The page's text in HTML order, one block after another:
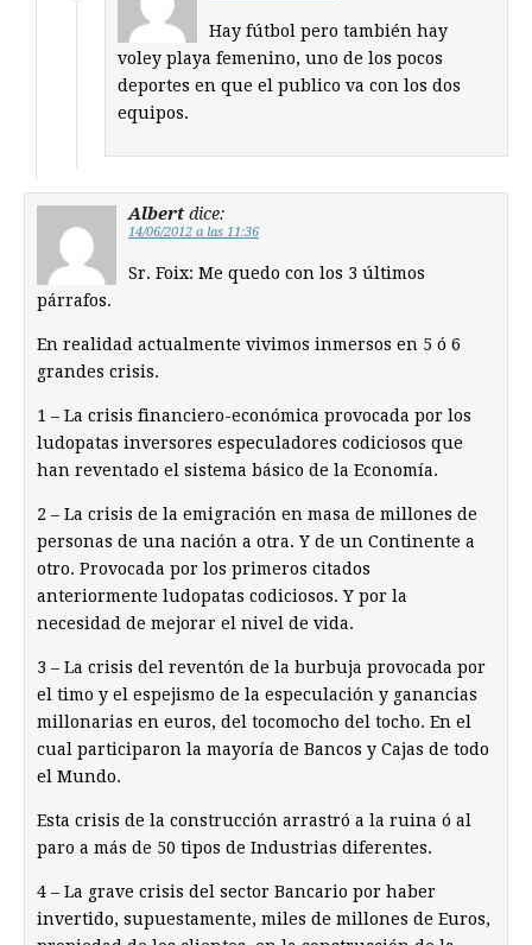
Hay fútbol pero también hay
voley playa femenino, uno de los pocos
deportes en que el publico va con los dos
equipos.
Albert dice:
14/06/2012 a las 11:36
Sr. Foix: Me quedo con los 3 últimos
párrafos.
En realidad actualmente vivimos inmersos en 5 ó 6
grandes crisis.
1 – La crisis financiero-económica provocada por los
ludopatas inversores especuladores codiciosos que
han reventado el sistema básico de la Economía.
2 – La crisis de la emigración en masa de millones de
personas de una nación a otra. Y de un Continente a
otro. Provocada por los primeros citados
anteriormente ludopatas codiciosos. Y por la
necesidad de mejorar el nivel de vida.
3 – La crisis del reventón de la burbuja provocada por
el timo y el espejismo de la especulación y ganancias
millonarias en euros, del tocomocho del tocho. En el
cual participaron la mayoría de Bancos y Cajas de todo
el Mundo.
Esta crisis de la construcción arrastró a la ruina ó al
paro a más de 50 tipos de Industrias diferentes.
4 – La grave crisis del sector Bancario por haber
invertido, supuestamente, miles de millones de Euros,